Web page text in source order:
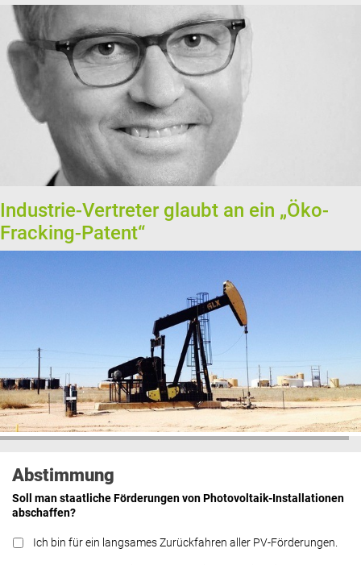
Industrie-Vertreter glaubt an ein „Öko-
Fracking-Patent“
Abstimmung
Soll man staatliche Förderungen von Photovoltaik-Installationen
abschaffen?
Ich bin für ein langsames Zurückfahren aller PV-Förderungen.